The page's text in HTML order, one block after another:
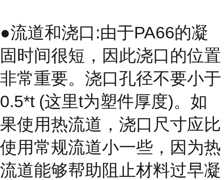
●流道和浇口:由于PA66的凝
固时间很短，因此浇口的位置
非常重要。浇口孔径不要小于
0.5*t (这里t为塑件厚度)。如
果使用热流道，浇口尺寸应比
使用常规流道小一些，因为热
流道能够帮助阻止材料过早凝